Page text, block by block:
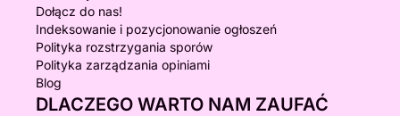
Dołącz do nas!
Indeksowanie i pozycjonowanie ogłoszeń
Polityka rozstrzygania sporów
Polityka zarządzania opiniami
Blog
DLACZEGO WARTO NAM ZAUFAĆ